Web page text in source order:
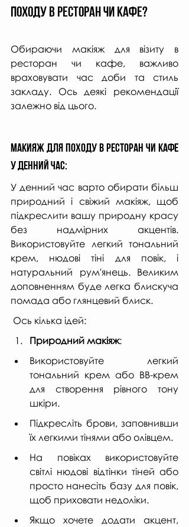
походу в ресторан чи кафе?
Обираючи макіяж для візиту в
ресторан чи кафе, важливо
враховувати час доби та стиль
закладу. Ось деякі рекомендації
залежно від цього.
Макияж для походу в ресторан чи кафе
у денний час:
У денний час варто обирати більш
природний і свіжий макіяж, щоб
підкреслити вашу природну красу
без надмірних акцентів.
Використовуйте легкий тональний
крем, нюдові тіні для повік, і
натуральний рум'янець. Великим
доповненням буде легка блискуча
помада або глянцевий блиск.
Ось кілька ідей:
Природний макіяж:
Використовуйте легкий
тональний крем або BB-крем
для створення рівного тону
шкіри.
Підкресліть брови, заповнивши
їх легкими тінями або олівцем.
На повіках використовуйте
світлі нюдові відтінки тіней або
просто нанесіть базу для повік,
щоб приховати недоліки.
Якщо хочете додати акцент,